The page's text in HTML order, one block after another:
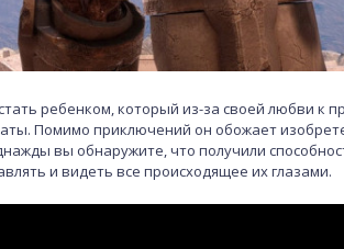
ребенком, который из-за своей любви к
Помимо приключений он обожает
вы обнаружите, что получили
и видеть все происходящее их глазами.